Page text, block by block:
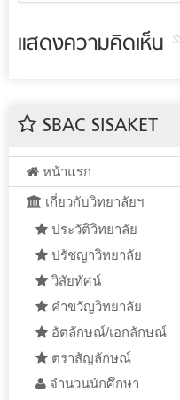
แสดงความคิดเห็น
SBAC SISAKET
หน้าแรก
เกี่ยวกับวิทยาลัยฯ
ประวัติวิทยาลัย
ปรัชญาวิทยาลัย
วิสัยทัศน์
คำขวัญวิทยาลัย
อัตลักษณ์/เอกลักษณ์
ตราสัญลักษณ์
จำนวนนักศึกษา